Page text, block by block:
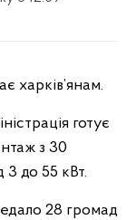
харків’янам.
готує
з 30
3 до 55 кВт.
28 громад